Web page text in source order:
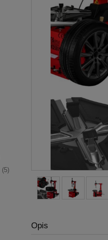
(5)
Opis